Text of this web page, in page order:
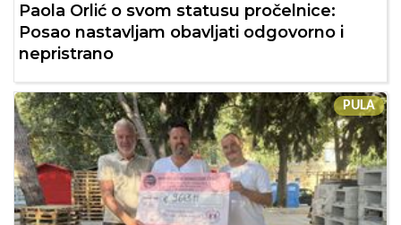
Paola Orlić o svom statusu pročelnice:
Posao nastavljam obavljati odgovorno i
nepristrano
PULA